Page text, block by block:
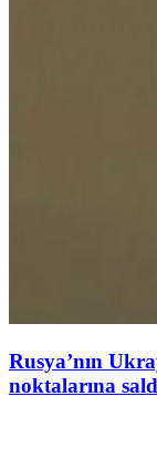
Rusya’nın
noktalarına